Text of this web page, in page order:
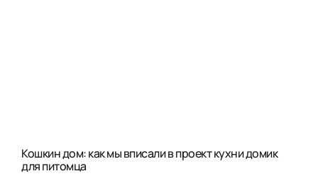
Кошкин дом: как мы вписали в проект кухни домик
для питомца